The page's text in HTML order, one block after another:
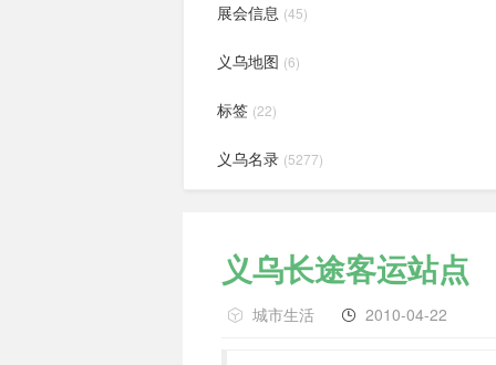
展会信息 (45)
义乌地图 (6)
标签 (22)
义乌名录 (5277)
义乌长途客运站点
城市生活 2010-04-22